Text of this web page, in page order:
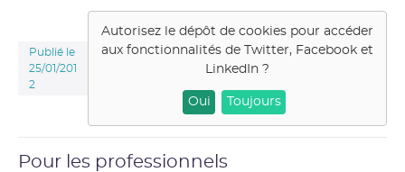
Publié le
25/01/201
2
Autorisez le dépôt de cookies pour accéder
aux fonctionnalités deTwitter, Facebook et
LinkedIn ?
Oui Toujours
Pour les professionnels